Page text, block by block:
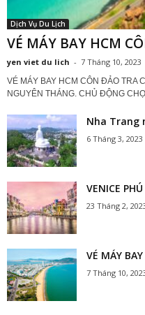
Dịch Vụ Du Lịch
VÉ MÁY BAY HCM
yen viet du lich - 7 Tháng 10, 2023
VÉ MÁY BAY HCM CÔN ĐẢO TRA
NGUYÊN THÁNG. CHỦ ĐỘNG
Nha Trang
6 Tháng 3, 2023
VENICE
23 Tháng 2,
VÉ MÁY
7 Tháng 10,